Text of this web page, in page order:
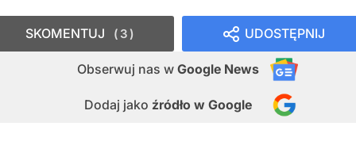
UDOSTĘPNIJ
Obserwuj nas w Google News
Dodaj jako źródło w Google
SKOMENTUJ 3